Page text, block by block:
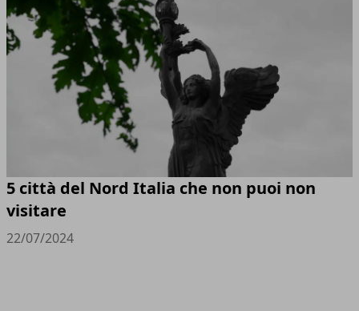
5 città del Nord Italia che non puoi non
visitare
22/07/2024